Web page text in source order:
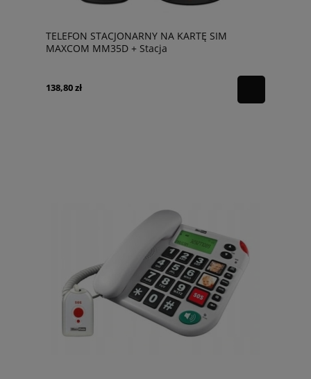
TELEFON STACJONARNY NA KARTĘ SIM
MAXCOM MM35D + Stacja
138,80 zł